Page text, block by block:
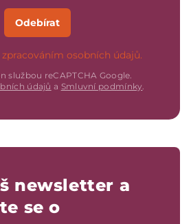
Odebírat
zpracováním osobních údajů.
službou reCAPTCHA Google.
údajů a Smluvní podmínky
newsletter a
se o